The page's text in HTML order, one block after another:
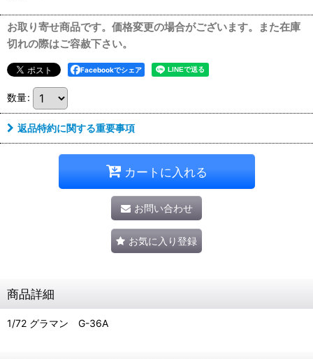
お取り寄せ商品です。価格変更の場合がございます。また在庫
切れの際はご容赦下さい。
Facebookでシェア
数量:
返品特約に関する重要事項
カートに入れる
お問い合わせ
お気に入り登録
商品詳細
1/72 グラマン G-36A